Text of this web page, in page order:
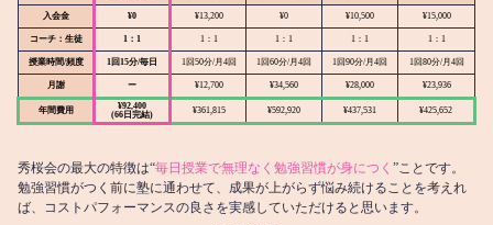
入会金 ¥0 ¥13,200 ¥0 ¥10,500 ¥15,000
コーチ：生徒 1：1 1：1 1：1 1：1 1：1
授業時間/頻度 1回15分/毎日 1回50分/月4回 1回60分/月4回 1回90分/月4回 1回80分/月4回
月謝 ー ¥12,700 ¥34,560 ¥28,000 ¥23,936
年間費用
¥92,400
(66日完結)
¥361,815 ¥592,920 ¥437,531 ¥425,652
秀桜会の最大の特徴は“毎日授業で無理なく勉強習慣が身につく ”ことです。
勉強習慣がつく前に塾に通わせて、成果が上がらず悩み続けることを考えれ
ば、コストパフォーマンスの良さを実感していただけると思います。